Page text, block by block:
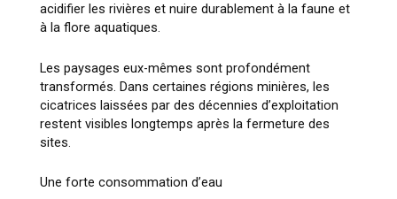
acidifier les rivières et nuire durablement à la faune et
à la flore aquatiques.
Les paysages eux-mêmes sont profondément
transformés. Dans certaines régions minières, les
cicatrices laissées par des décennies d’exploitation
restent visibles longtemps après la fermeture des
sites.
Une forte consommation d’eau